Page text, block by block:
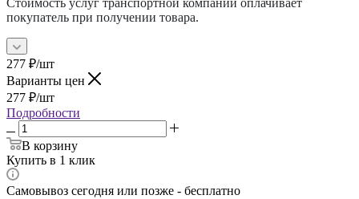
покупатель при получении товара.
277 ₽/шт
Варианты цен
277 ₽/шт
Подробности
В корзину
Купить в 1 клик
Самовывоз сегодня или позже - бесплатно